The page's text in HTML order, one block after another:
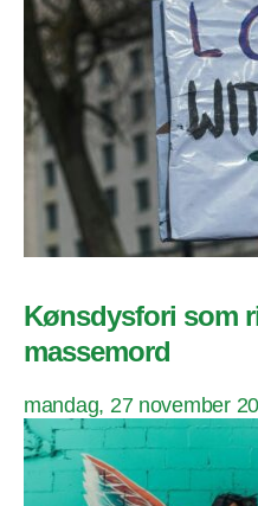
Kønsdysfori som
massemord
mandag, 27 november